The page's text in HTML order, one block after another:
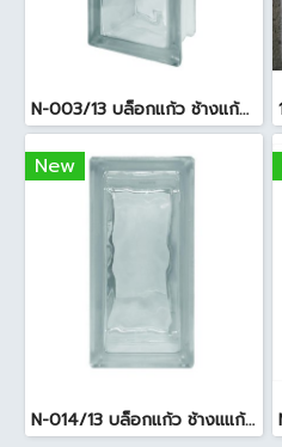
N-003/13 บล็อกแก้ว ช้างแก้ว WOW พริ้วแก้ว ( 24x11.5x8cm )
New
N-014/13 บล็อกแก้ว ช้างแแก้ว WOW หยาดเพชร ( 24x11.5x8 cm.)